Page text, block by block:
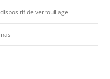
de verrouillage